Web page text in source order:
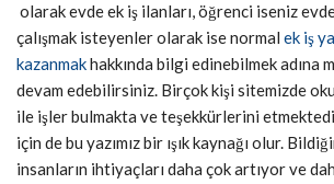
olarak evde ek iş ilanları, öğrenci iseniz
çalışmak isteyenler olarak ise normal ek iş
kazanmakhakkında bilgi edinebilmek adına
devam edebilirsiniz. Birçok kişi sitemizde
ile işler bulmakta ve teşekkürlerini
için de bu yazımız bir ışık kaynağı olur.
insanların ihtiyaçları daha çok artıyor ve